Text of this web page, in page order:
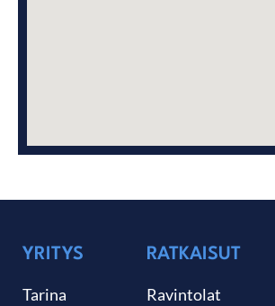
YRITYS
Tarina
RATKAISUT
Ravintolat